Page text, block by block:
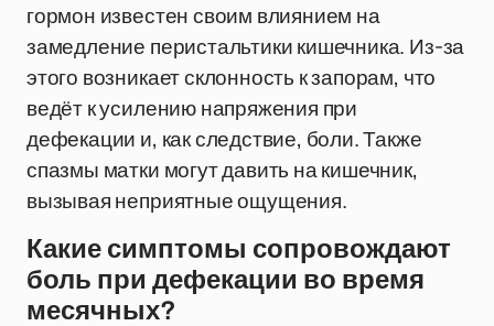
гормон известен своим влиянием на
замедление перистальтики кишечника. Из-за
этого возникает склонность к запорам, что
ведёт к усилению напряжения при
дефекации и, как следствие, боли. Также
спазмы матки могут давить на кишечник,
вызывая неприятные ощущения.
Какие симптомы сопровождают
боль при дефекации во время
месячных?